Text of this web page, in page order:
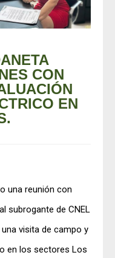
CON
EN
una reunión con
subrogante de CNEL
visita de campo y
en los sectores Los